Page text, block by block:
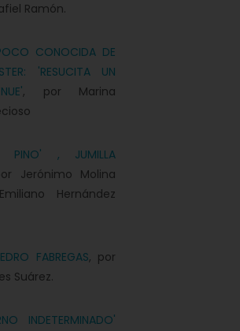
Ramón.
CONOCIDA DE
'RESUCITA UN
, por Marina
PINO' , JUMILLA
Jerónimo Molina
Hernández
FABREGAS, por
Suárez.
INDETERMINADO'